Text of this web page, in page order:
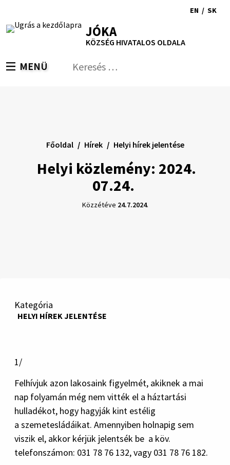
tartalomra
RSS Oldaltérkép
Nyomtatás
EN / SK
JÓKA
KÖZSÉG HIVATALOS OLDALA
VÁLTÁS
MENÜ Keresés:
Helyi közlemény: 2024.
07.24.
Főoldal Hírek Helyi hírek jelentése
Közzétéve 24.7.2024.
Kategória
HELYI HÍREK JELENTÉSE
1/
Felhívjuk azon lakosaink figyelmét, akiknek a mai
nap folyamán még nem vitték el a háztartási
hulladékot, hogy hagyják kint estélig
a szemetesládáikat. Amennyiben holnapig sem
viszik el, akkor kérjük jelentsék be a köv.
telefonszámon: 031 78 76 132, vagy 031 78 76 182.